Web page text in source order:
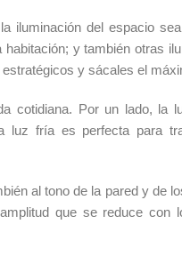
iluminación del espacio
y también otras
y sácales el
cotidiana. Por un lado,
luz fría es perfecta para
al tono de la pared y de
que se reduce